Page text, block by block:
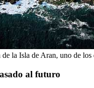
de la Isla de Aran, uno de
al futuro